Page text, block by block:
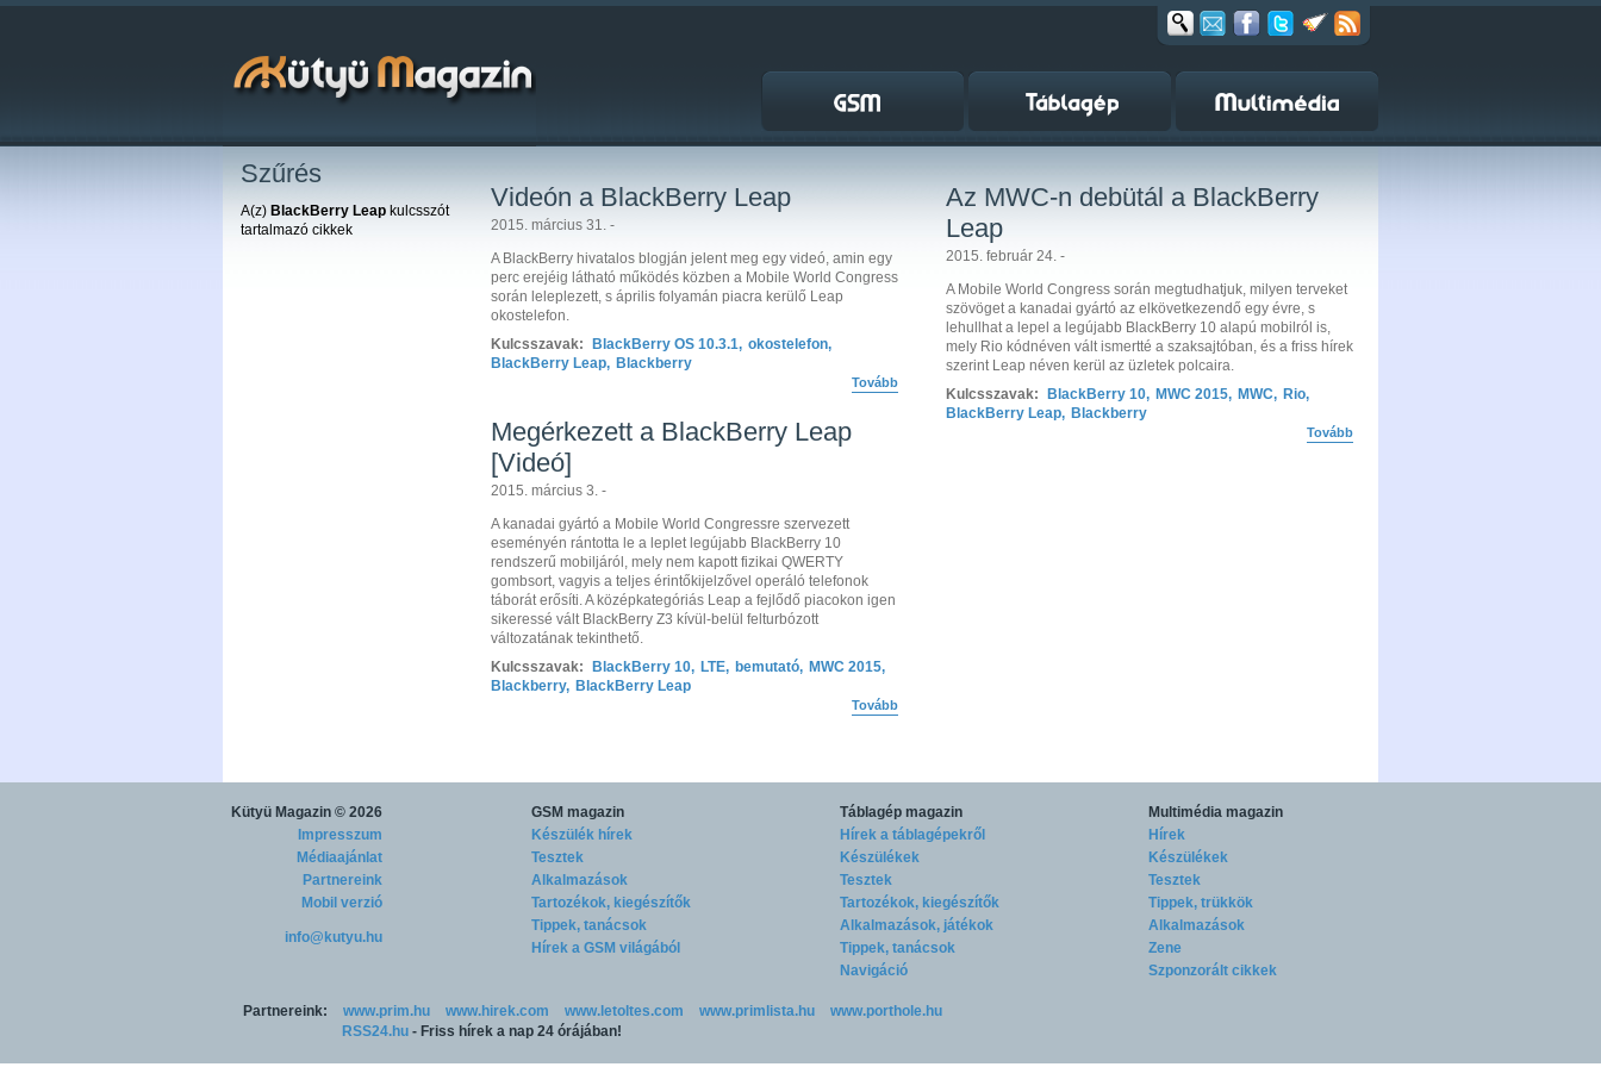
Szűrés
A(z) BlackBerry Leap kulcsszót
tartalmazó cikkek
Videón a BlackBerry Leap
2015. március 31. -
A BlackBerry hivatalos blogján jelent meg egy videó, amin egy
perc erejéig látható működés közben a Mobile World Congress
során leleplezett, s április folyamán piacra kerülő Leap
okostelefon.
Kulcsszavak:
BlackBerry OS 10.3.1, okostelefon,
BlackBerry Leap, Blackberry
Tovább
Megérkezett a BlackBerry Leap
[Videó]
2015. március 3. -
A kanadai gyártó a Mobile World Congressre szervezett
eseményén rántotta le a leplet legújabb BlackBerry 10
rendszerű mobiljáról, mely nem kapott fizikai QWERTY
gombsort, vagyis a teljes érintőkijelzővel operáló telefonok
táborát erősíti. A középkategóriás Leap a fejlődő piacokon igen
sikeressé vált BlackBerry Z3 kívül-belül felturbózott
változatának tekinthető.
Kulcsszavak:
BlackBerry 10, LTE, bemutató, MWC 2015,
Blackberry, BlackBerry Leap
Tovább
Az MWC-n debütál a BlackBerry
Leap
2015. február 24. -
A Mobile World Congress során megtudhatjuk, milyen terveket
szövöget a kanadai gyártó az elkövetkezendő egy évre, s
lehullhat a lepel a legújabb BlackBerry 10 alapú mobilról is,
mely Rio kódnéven vált ismertté a szaksajtóban, és a friss hírek
szerint Leap néven kerül az üzletek polcaira.
Kulcsszavak:
BlackBerry 10, MWC 2015, MWC, Rio,
BlackBerry Leap, Blackberry
Tovább
Kütyü Magazin © 2026
Impresszum
Médiaajánlat
Partnereink
Mobil verzió
info@kutyu.hu
GSM magazin
Készülék hírek
Tesztek
Alkalmazások
Tartozékok, kiegészítők
Tippek, tanácsok
Hírek a GSM világából
Táblagép magazin
Hírek a táblagépekről
Készülékek
Tesztek
Tartozékok, kiegészítők
Alkalmazások, játékok
Tippek, tanácsok
Navigáció
Multimédia magazin
Hírek
Készülékek
Tesztek
Tippek, trükkök
Alkalmazások
Zene
Szponzorált cikkek
Partnereink: www.prim.hu www.hirek.com www.letoltes.com www.primlista.hu
www.porthole.hu
RSS24.hu - Friss hírek a nap 24 órájában!